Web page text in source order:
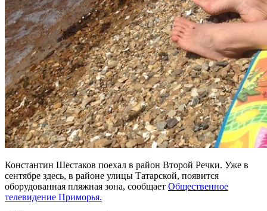
Константин Шестаков поехал в район Второй Речки. Уже в
сентябре здесь, в районе улицы Татарской, появится
оборудованная пляжная зона, сообщает Общественное
телевидение Приморья.